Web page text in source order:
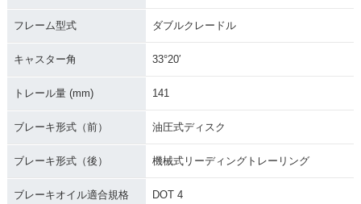
フレーム型式 ダブルクレードル
キャスター角 33°20′
トレール量 (mm) 141
ブレーキ形式（前） 油圧式ディスク
ブレーキ形式（後） 機械式リーディングトレーリング
ブレーキオイル適合規格 DOT 4